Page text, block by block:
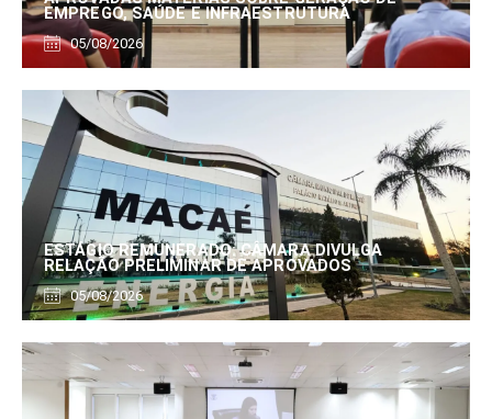
EMPREGO, SAÚDE E INFRAESTRUTURA
05/08/2026
ESTÁGIO REMUNERADO: CÂMARA DIVULGA
RELAÇÃO PRELIMINAR DE APROVADOS
05/08/2026